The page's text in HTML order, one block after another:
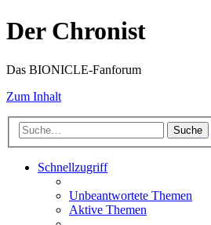
Der Chronist
Das BIONICLE-Fanforum
Zum Inhalt
Suche
Schnellzugriff
Unbeantwortete Themen
Aktive Themen